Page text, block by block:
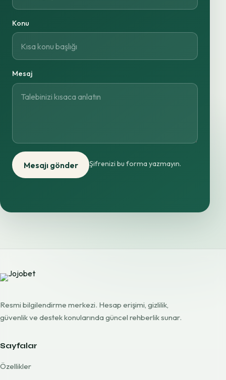
Konu
Mesaj
Mesajı gönder Şifrenizi bu forma yazmayın.
Resmi bilgilendirme merkezi. Hesap erişimi, gizlilik,
güvenlik ve destek konularında güncel rehberlik sunar.
Sayfalar
Özellikler